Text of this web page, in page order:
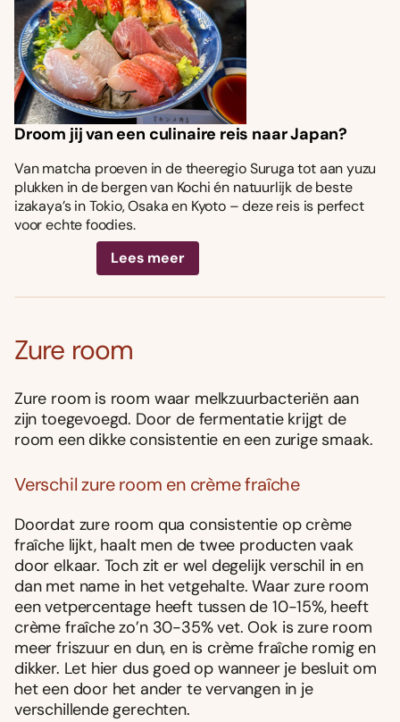
Droom jij van een culinaire reis naar Japan?
Van matcha proeven in de theeregio Suruga tot aan yuzu
plukken in de bergen van Kochi én natuurlijk de beste
izakaya’s in Tokio, Osaka en Kyoto – deze reis is perfect
voor echte foodies.
Lees meer
Zure room
Zure room is room waar melkzuurbacteriën aan
zijn toegevoegd. Door de fermentatie krijgt de
room een dikke consistentie en een zurige smaak.
Verschil zure room en crème fraîche
Doordat zure room qua consistentie op crème
fraîche lijkt, haalt men de twee producten vaak
door elkaar. Toch zit er wel degelijk verschil in en
dan met name in het vetgehalte. Waar zure room
een vetpercentage heeft tussen de 10-15%, heeft
crème fraîche zo’n 30-35% vet. Ook is zure room
meer friszuur en dun, en is crème fraîche romig en
dikker. Let hier dus goed op wanneer je besluit om
het een door het ander te vervangen in je
verschillende gerechten.